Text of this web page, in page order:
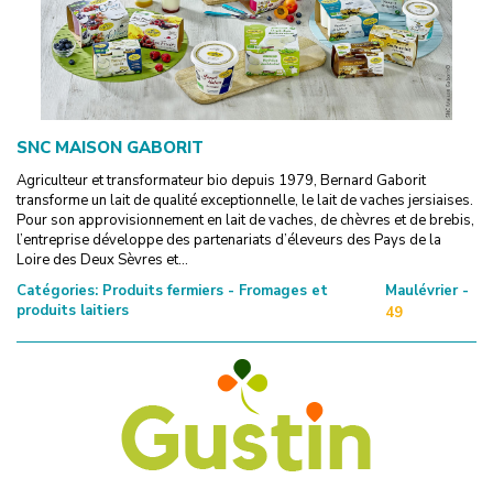
SNC MAISON GABORIT
Agriculteur et transformateur bio depuis 1979, Bernard Gaborit
transforme un lait de qualité exceptionnelle, le lait de vaches jersiaises.
Pour son approvisionnement en lait de vaches, de chèvres et de brebis,
l’entreprise développe des partenariats d’éleveurs des Pays de la
Loire des Deux Sèvres et...
Catégories: Produits fermiers - Fromages et
produits laitiers
Maulévrier -
49